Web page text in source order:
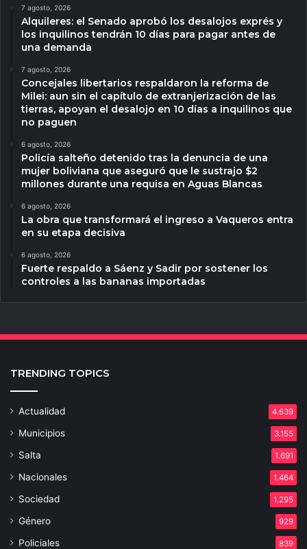
7 agosto, 2026
Alquileres: el Senado aprobó los desalojos exprés y
los inquilinos tendrán 10 días para pagar antes de
una demanda
7 agosto, 2026
Concejales libertarios respaldaron la reforma de
Milei: aun sin el capítulo de extranjerización de las
tierras, apoyan el desalojo en 10 días a inquilinos que
no paguen
6 agosto, 2026
Policía salteño detenido tras la denuncia de una
mujer boliviana que aseguró que le sustrajo $2
millones durante una requisa en Aguas Blancas
6 agosto, 2026
La obra que transformará el ingreso a Vaqueros entra
en su etapa decisiva
6 agosto, 2026
Fuerte respaldo a Sáenz y Sadir por sostener los
controles a las bananas importadas
TRENDING TOPICS
Actualidad 4.639
Municipios 3.155
Salta 1.691
Nacionales 1.464
Sociedad 1.295
Género 929
Policiales 839